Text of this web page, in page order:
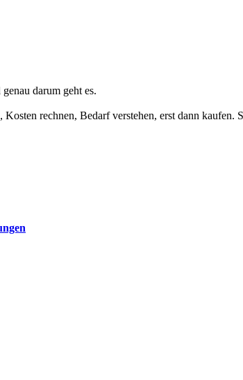
darum geht es.
rechnen, Bedarf verstehen, erst dann